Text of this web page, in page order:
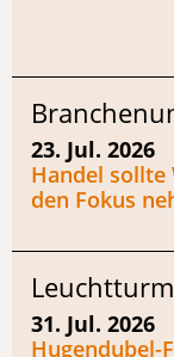
23. Jul. 2026
Handel
den Fokus
Leuchtturm
31. Jul. 2026
Hugendubel-